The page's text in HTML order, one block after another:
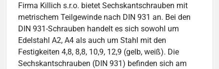
Firma Killich s.r.o. bietet Sechskantschrauben mit
metrischem Teilgewinde nach DIN 931 an. Bei den
DIN 931-Schrauben handelt es sich sowohl um
Edelstahl A2, A4 als auch um Stahl mit den
Festigkeiten 4,8, 8,8, 10,9, 12,9 (gelb, weiß). Die
Sechskantschrauben (DIN 931) befinden sich am